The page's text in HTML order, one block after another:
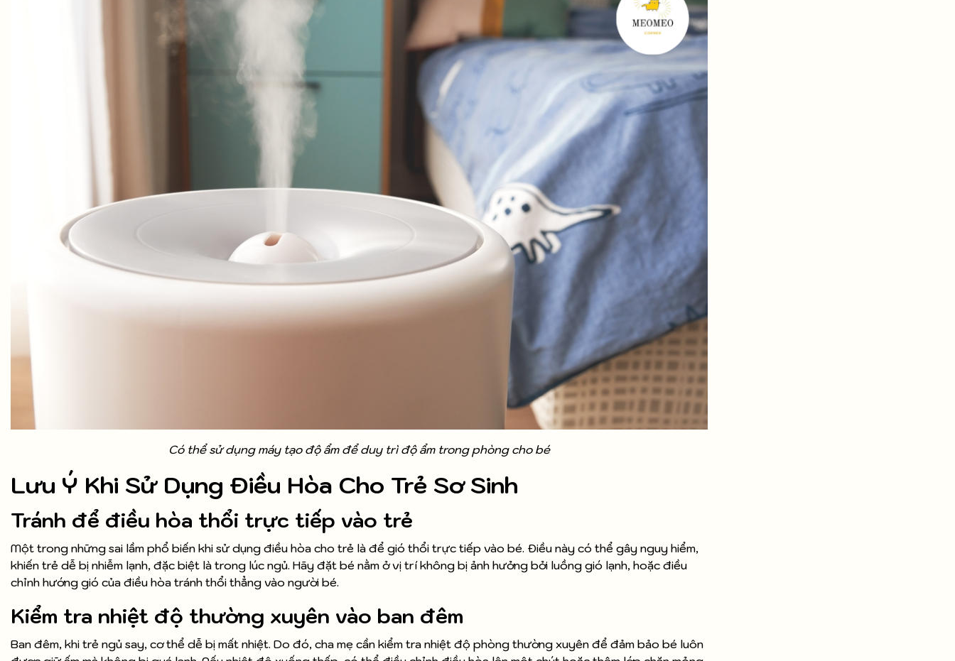
Có thể sử dụng máy tạo độ ẩm để duy trì độ ẩm trong phòng cho bé
Lưu Ý Khi Sử Dụng Điều Hòa Cho Trẻ Sơ Sinh
Tránh để điều hòa thổi trực tiếp vào trẻ
Một trong những sai lầm phổ biến khi sử dụng điều hòa cho trẻ là để gió thổi trực tiếp vào bé. Điều này có thể gây nguy hiểm,
khiến trẻ dễ bị nhiễm lạnh, đặc biệt là trong lúc ngủ. Hãy đặt bé nằm ở vị trí không bị ảnh hưởng bởi luồng gió lạnh, hoặc điều
chỉnh hướng gió của điều hòa tránh thổi thẳng vào người bé.
Kiểm tra nhiệt độ thường xuyên vào ban đêm
Ban đêm, khi trẻ ngủ say, cơ thể dễ bị mất nhiệt. Do đó, cha mẹ cần kiểm tra nhiệt độ phòng thường xuyên để đảm bảo bé luôn